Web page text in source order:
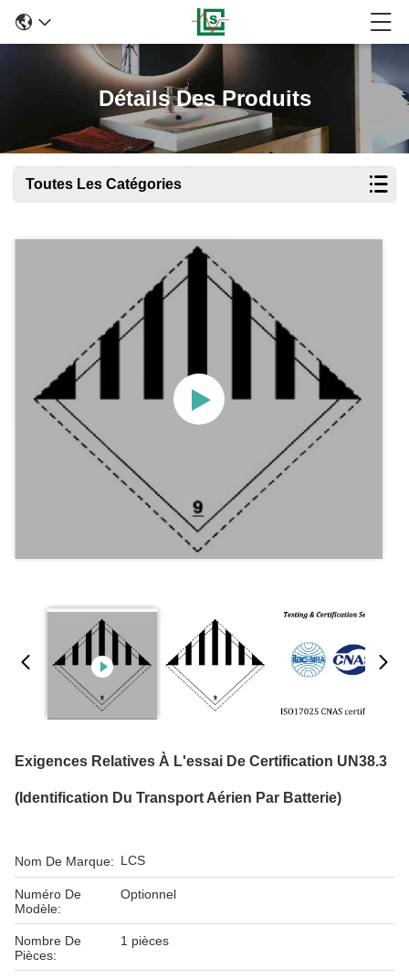
Détails Des Produits
Toutes Les Catégories
Exigences Relatives À L'essai De Certification UN38.3
(identification Du Transport Aérien Par Batterie)
Nom De Marque: LCS
Numéro De
Modèle:
Optionnel
Nombre De
Pièces:
1 pièces